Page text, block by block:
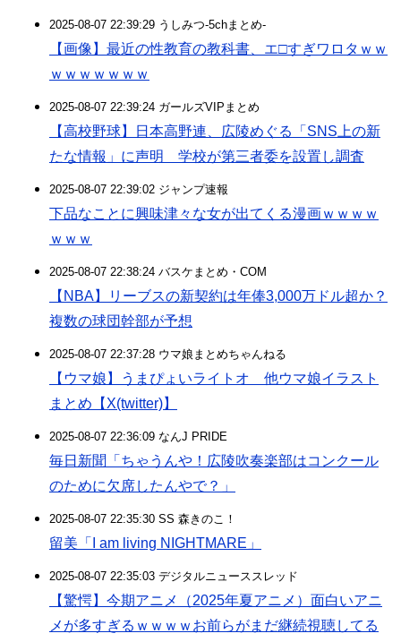
2025-08-07 22:39:29 うしみつ-5chまとめ-
【画像】最近の性教育の教科書、エ□すぎワロタｗｗ
ｗｗｗｗｗｗｗ
2025-08-07 22:39:24 ガールズVIPまとめ
【高校野球】日本高野連、広陵めぐる「SNS上の新
たな情報」に声明 学校が第三者委を設置し調査
2025-08-07 22:39:02 ジャンプ速報
下品なことに興味津々な女が出てくる漫画ｗｗｗｗ
ｗｗｗ
2025-08-07 22:38:24 バスケまとめ・COM
【NBA】リーブスの新契約は年俸3,000万ドル超か？
複数の球団幹部が予想
2025-08-07 22:37:28 ウマ娘まとめちゃんねる
【ウマ娘】うまぴょいライトオ 他ウマ娘イラスト
まとめ【X(twitter)】
2025-08-07 22:36:09 なんJ PRIDE
毎日新聞「ちゃうんや！広陵吹奏楽部はコンクール
のために欠席したんやで？」
2025-08-07 22:35:30 SS 森きのこ！
留美「I am living NIGHTMARE」
2025-08-07 22:35:03 デジタルニューススレッド
【驚愕】今期アニメ（2025年夏アニメ）面白いアニ
メが多すぎるｗｗｗｗお前らがまだ継続視聴してる